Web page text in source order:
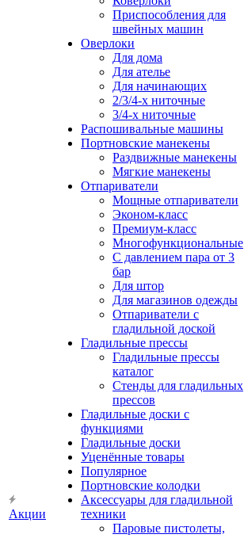
Акции
Приспособления для
швейных машин
Оверлоки
Для дома
Для ателье
Для начинающих
2/3/4-х ниточные
3/4-х ниточные
Распошивальные машины
Портновские манекены
Раздвижные манекены
Мягкие манекены
Отпариватели
Мощные отпариватели
Эконом-класс
Премиум-класс
Многофункциональные
С давлением пара от 3
бар
Для штор
Для магазинов одежды
Отпариватели с
гладильной доской
Гладильные прессы
Гладильные прессы
каталог
Стенды для гладильных
прессов
Гладильные доски с
функциями
Гладильные доски
Уценённые товары
Популярное
Портновские колодки
Аксессуары для гладильной
техники
Паровые пистолеты,